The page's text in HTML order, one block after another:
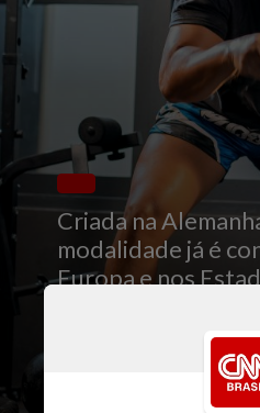
Criada na
modalidade já é
Europa e nos
de atividade física
interessados em
resistência e